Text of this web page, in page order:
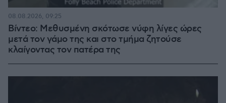
Βίντεο: Μεθυσμένη σκότωσε νύφη λίγες ώρες
μετά τον γάμο της και στο τμήμα ζητούσε
κλαίγοντας τον πατέρα της
08.08.2026, 09:25